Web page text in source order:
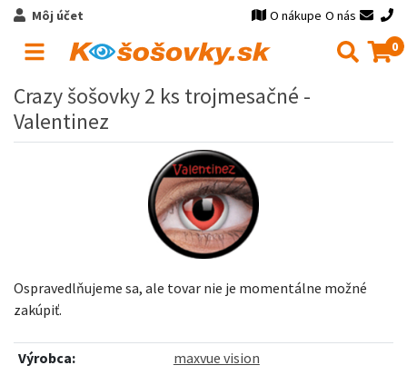
Môj účet O nákupe O nás
0
Crazy šošovky 2 ks trojmesačné -
Valentinez
Ospravedlňujeme sa, ale tovar nie je momentálne možné
zakúpiť.
Výrobca: maxvue vision